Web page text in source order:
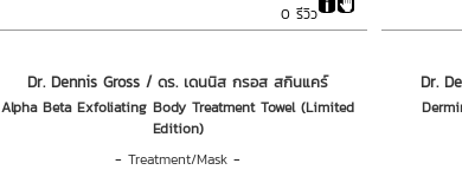
0 รีวิว
Dr. Dennis Gross / ดร. เดนนิส กรอส สกินแคร์
Alpha Beta Exfoliating Body Treatment Towel (Limited
Edition)
- Treatment/Mask -
Dr.